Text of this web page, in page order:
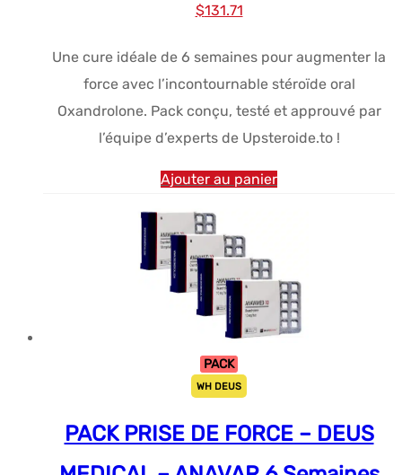
Le
initial
était :
$147.90.
$131.71Le
actuel
est :
$131.71.
Une cure idéale de 6 semaines pour augmenter la
force avec l’incontournable stéroïde oral
Oxandrolone. Pack conçu, testé et approuvé par
l’équipe d’experts de Upsteroide.to !
Ajouter au panier
PACK
WH DEUS
PACK PRISE DE FORCE – DEUS